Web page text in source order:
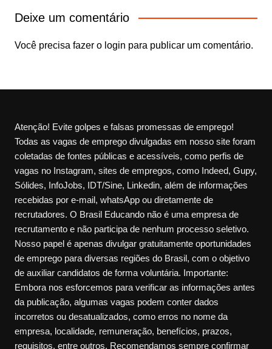
Deixe um comentário
Você precisa fazer o login para publicar um comentário.
Atenção! Evite golpes e falsas promessas de emprego!
Todas as vagas de emprego divulgadas em nosso site foram
coletadas de fontes públicas e acessíveis, como perfis de
vagas no Instagram, sites de empregos, como Indeed, Gupy,
Sólides, InfoJobs, IDT/Sine, Linkedin, além de informações
recebidas por e-mail, whatsApp ou diretamente de
recrutadores. O Brasil Educando não é uma empresa de
recrutamento e não participa de nenhum processo seletivo.
Nosso papel é apenas divulgar gratuitamente oportunidades
de emprego para diversas regiões do Brasil, com o objetivo
de auxiliar candidatos de forma voluntária. Importante:
Embora nos esforcemos para verificar as informações antes
da publicação, algumas vagas podem conter dados
incorretos ou desatualizados, como erros no nome da
empresa, localidade, remuneração, benefícios, prazos,
requisitos, entre outros. Recomendamos sempre confirmar